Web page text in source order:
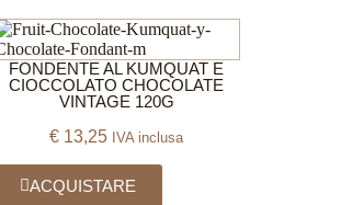
FONDENTE AL KUMQUAT E
CIOCCOLATO CHOCOLATE
VINTAGE 120G
€ 13,25 IVA inclusa
ACQUISTARE